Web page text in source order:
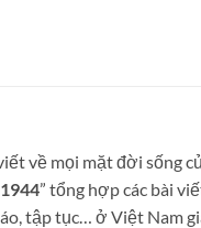
về mọi mặt đời sống
” tổng hợp các bài
tập tục… ở Việt Nam